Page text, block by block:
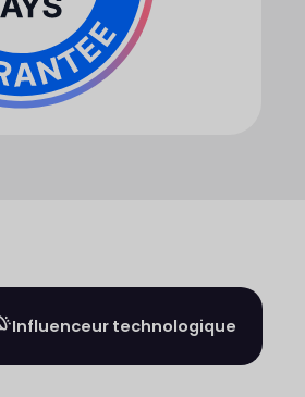
Influenceur technologique